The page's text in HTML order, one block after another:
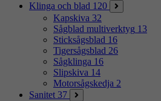
Klinga och blad 120
Kapskiva 32
Sågblad multiverktyg 13
Sticksågsblad 16
Tigersågsblad 26
Sågklinga 16
Slipskiva 14
Motorsågskedja 2
Sanitet 37